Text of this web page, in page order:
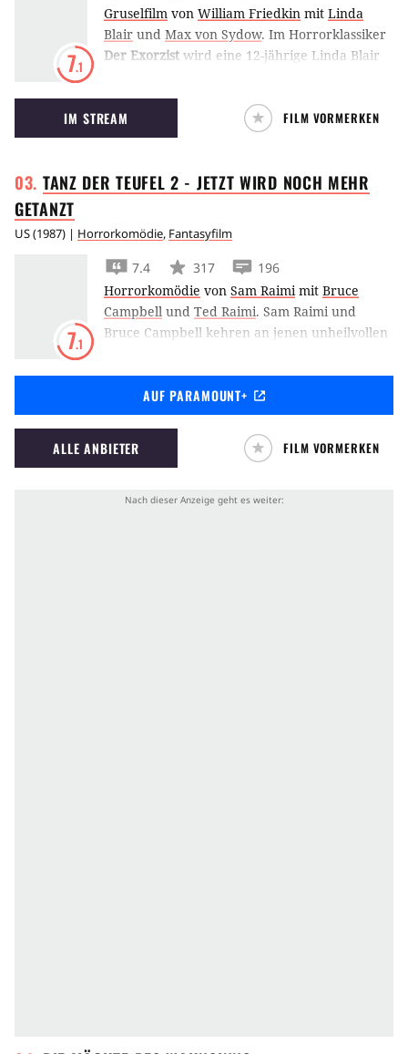
7.1
Gruselfilm von William Friedkin mit Linda
Blair und Max von Sydow. Im Horrorklassiker
Der Exorzist wird eine 12-jährige Linda Blair
wendet sich an die katholische Kirche, welche
zwei Exorzisten schickt.
IM STREAM FILM VORMERKEN
TANZ DER TEUFEL 2 - JETZT WIRD NOCH MEHR
GETANZT
US(1987) | Horrorkomödie, Fantasyfilm
7.1
7.4 317
196
Horrorkomödie von Sam Raimimit Bruce
Campbell und Ted Raimi. Sam Raimi und
Bruce Campbell kehren an jenen unheilvollen
der Teufel 2 - Jetzt wird noch mehr getanzt.
AUF PARAMOUNT+
ALLE ANBIETER FILM VORMERKEN